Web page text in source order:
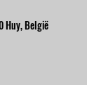
Huy, België